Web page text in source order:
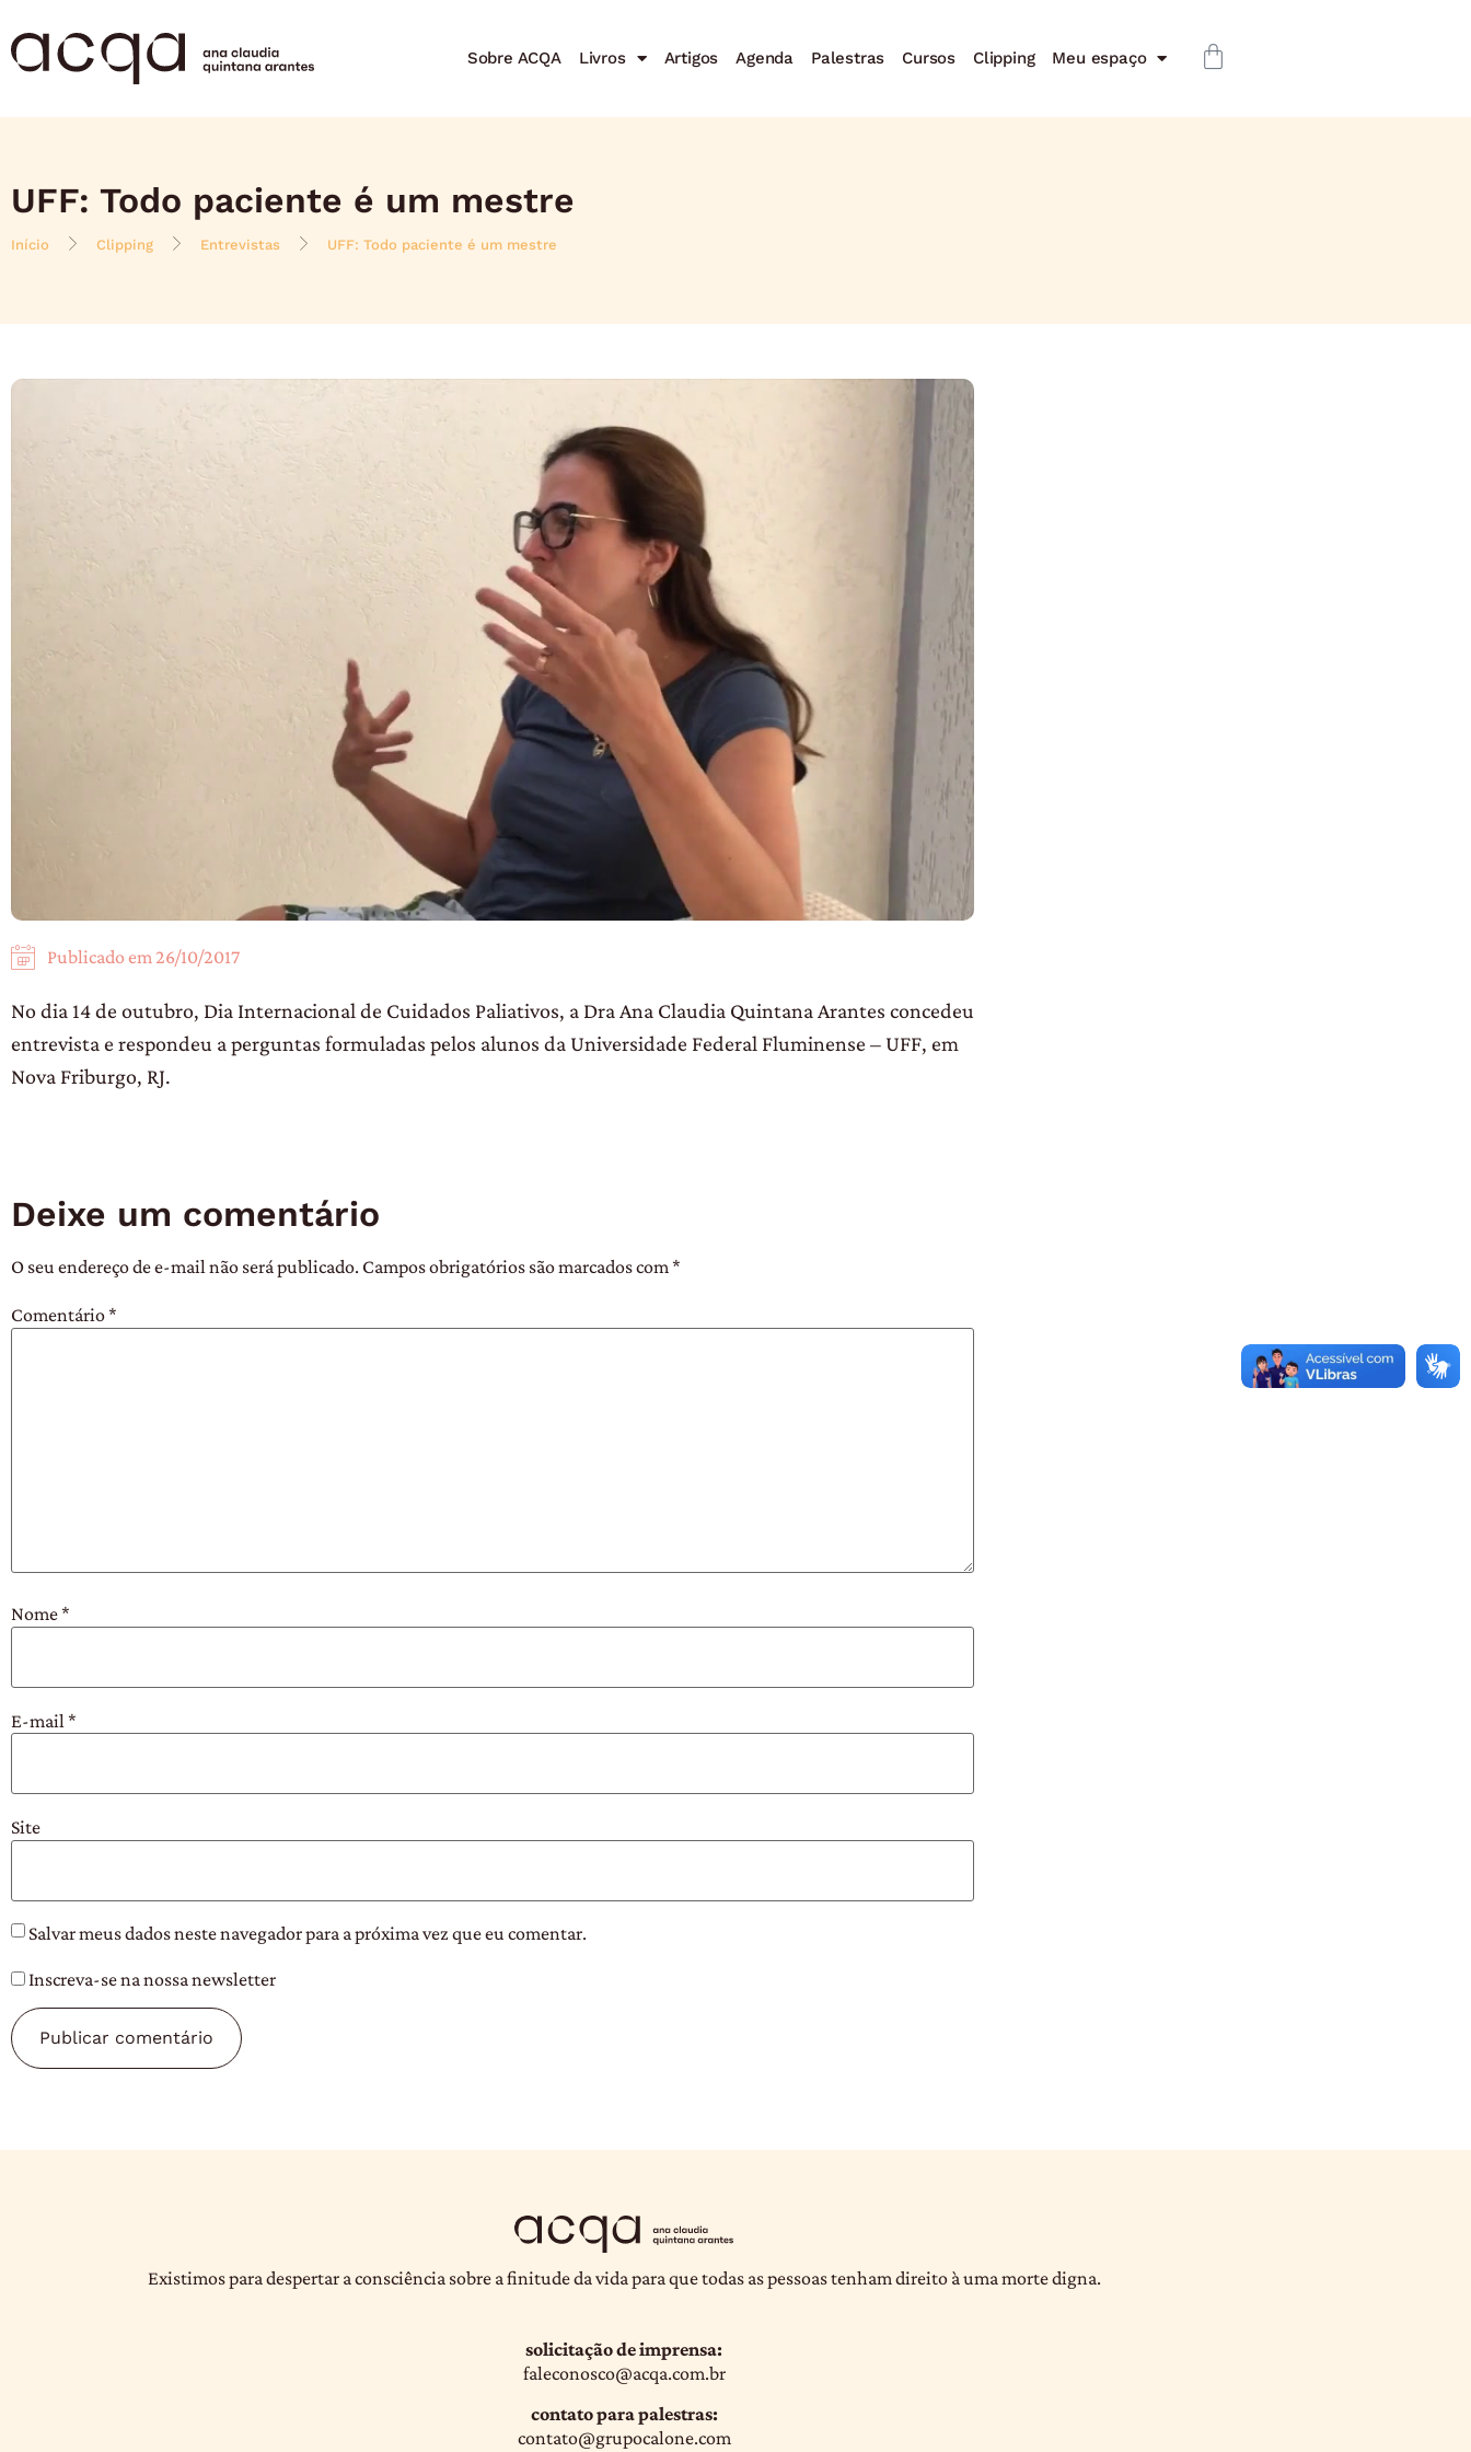
Sobre ACQA Livros Artigos Agenda Palestras Cursos Clipping Meu espaço
UFF: Todo paciente é um mestre
Início Clipping Entrevistas UFF: Todo paciente é um mestre
Publicado em 26/10/2017
No dia 14 de outubro, Dia Internacional de Cuidados Paliativos, a Dra Ana Claudia Quintana Arantes concedeu
entrevista e respondeu a perguntas formuladas pelos alunos da Universidade Federal Fluminense – UFF, em
Nova Friburgo, RJ.
Deixe um comentário
O seu endereço de e-mail não será publicado. Campos obrigatórios são marcados com*
Comentário*
Nome*
E-mail *
Site
Salvar meus dados neste navegador para a próxima vez que eu comentar.
Inscreva-se na nossa newsletter
Existimos para despertar a consciência sobre a finitude da vida para que todas as pessoas tenham direito à uma morte digna.
solicitação de imprensa:
faleconosco@acqa.com.br
contato para palestras:
contato@grupocalone.com